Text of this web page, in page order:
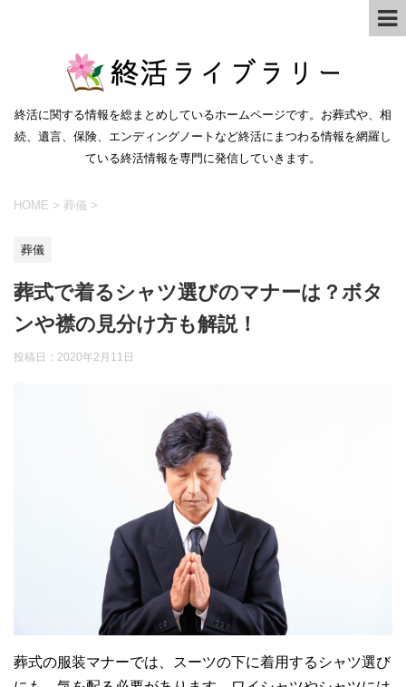
終活に関する情報を総まとめしているホームページです。お葬式や、相
続、遺言、保険、エンディングノートなど終活にまつわる情報を網羅し
ている終活情報を専門に発信していきます。
HOME > 葬儀 >
葬儀
葬式で着るシャツ選びのマナーは？ボタ
ンや襟の見分け方も解説！
投稿日： 2020年2月11日
葬式の服装マナーでは、スーツの下に着用するシャツ選び